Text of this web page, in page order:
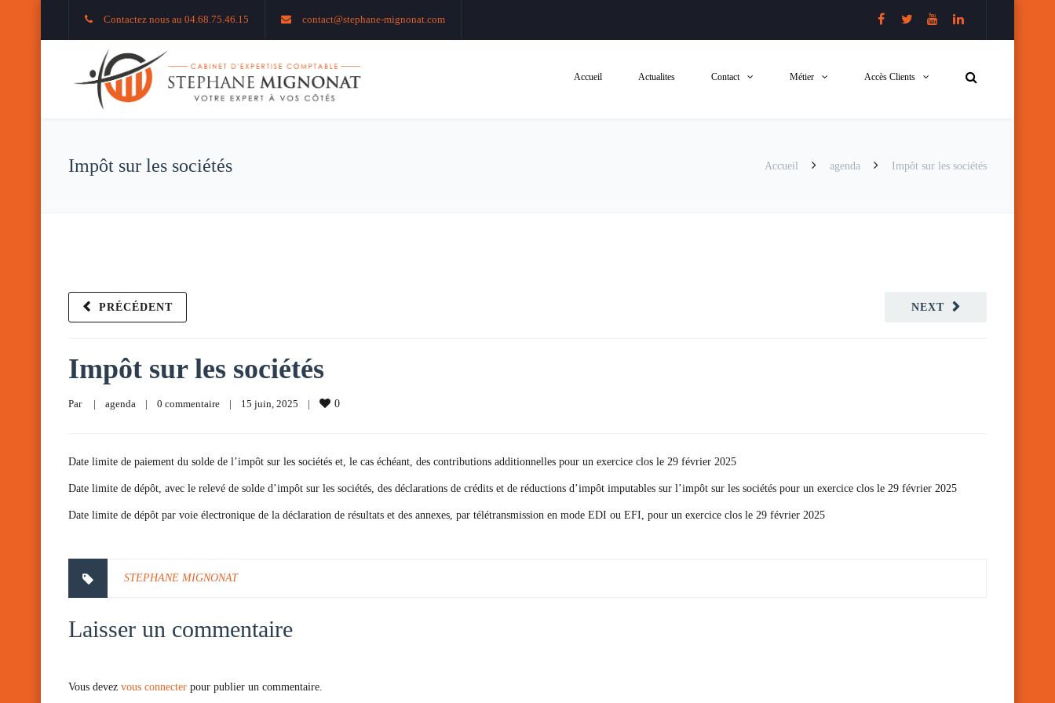
Contactez nous au 04.68.75.46.15 contact@stephane-mignonat.com
Accueil Actualites Contact Métier Accès Clients
Impôt sur les sociétés Accueil agenda Impôt sur les sociétés
NEXT
PRÉCÉDENT
Impôt sur les sociétés
Par | agenda | 0 commentaire | 15 juin, 2025 | 0
Date limite de paiement du solde de l’impôt sur les sociétés et, le cas échéant, des contributions additionnelles pour un exercice clos le 29 février 2025
Date limite de dépôt, avec le relevé de solde d’impôt sur les sociétés, des déclarations de crédits et de réductions d’impôt imputables sur l’impôt sur les sociétés pour un exercice clos le 29 février 2025
Date limite de dépôt par voie électronique de la déclaration de résultats et des annexes, par télétransmission en mode EDI ou EFI, pour un exercice clos le 29 février 2025
STEPHANE MIGNONAT
Laisser un commentaire
Vous devez vous connecter pour publier un commentaire.